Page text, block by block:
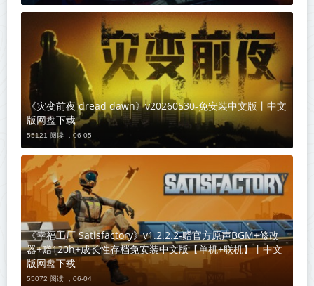
《灾变前夜 dread dawn》v20260530-免安装中文版丨中文
版网盘下载
55121 阅读 ， 06-05
《幸福工厂 Satisfactory》v1.2.2.2-赠官方原声BGM+修改
器+赠120h+成长性存档免安装中文版【单机+联机】丨中文
版网盘下载
55072 阅读 ， 06-04